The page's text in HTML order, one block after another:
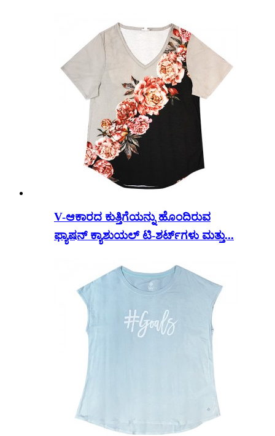
V-ಆಕಾರದ ಕುತ್ತಿಗೆಯನ್ನು ಹೊಂದಿರುವ
ಫ್ಯಾಷನ್ ಕ್ಯಾಶುಯಲ್ ಟಿ-ಶರ್ಟ್‌ಗಳು ಮತ್ತು...